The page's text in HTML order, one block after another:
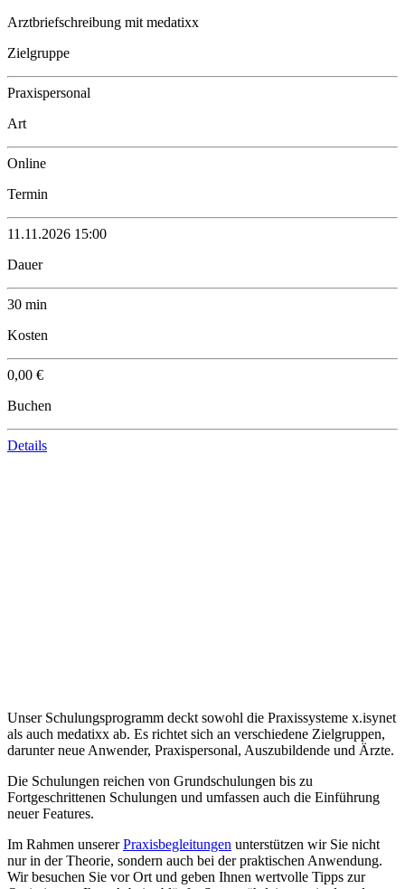
Arztbriefschreibung mit medatixx
Zielgruppe
Praxispersonal
Art
Online
Termin
11.11.2026 15:00
Dauer
30 min
Kosten
0,00 €
Buchen
Details
Unser Schulungsprogramm deckt sowohl die Praxissysteme x.isynet
als auch medatixx ab. Es richtet sich an verschiedene Zielgruppen,
darunter neue Anwender, Praxispersonal, Auszubildende und Ärzte.
Die Schulungen reichen von Grundschulungen bis zu
Fortgeschrittenen Schulungen und umfassen auch die Einführung
neuer Features.
Im Rahmen unsererPraxisbegleitungen unterstützen wir Sie nicht
nur in der Theorie, sondern auch bei der praktischen Anwendung.
Wir besuchen Sie vor Ort und geben Ihnen wertvolle Tipps zur